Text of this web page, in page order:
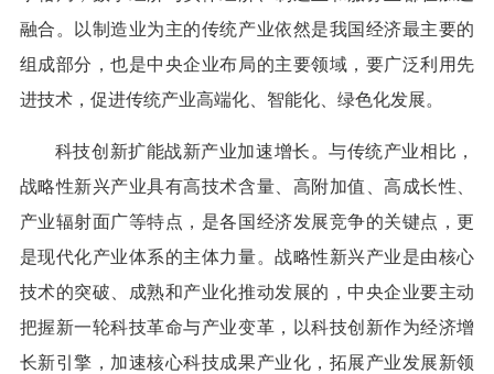
融合。以制造业为主的传统产业依然是我国经济最主要的
组成部分，也是中央企业布局的主要领域，要广泛利用先
进技术，促进传统产业高端化、智能化、绿色化发展。
科技创新扩能战新产业加速增长。与传统产业相比，
战略性新兴产业具有高技术含量、高附加值、高成长性、
产业辐射面广等特点，是各国经济发展竞争的关键点，更
是现代化产业体系的主体力量。战略性新兴产业是由核心
技术的突破、成熟和产业化推动发展的，中央企业要主动
把握新一轮科技革命与产业变革，以科技创新作为经济增
长新引擎，加速核心科技成果产业化，拓展产业发展新领